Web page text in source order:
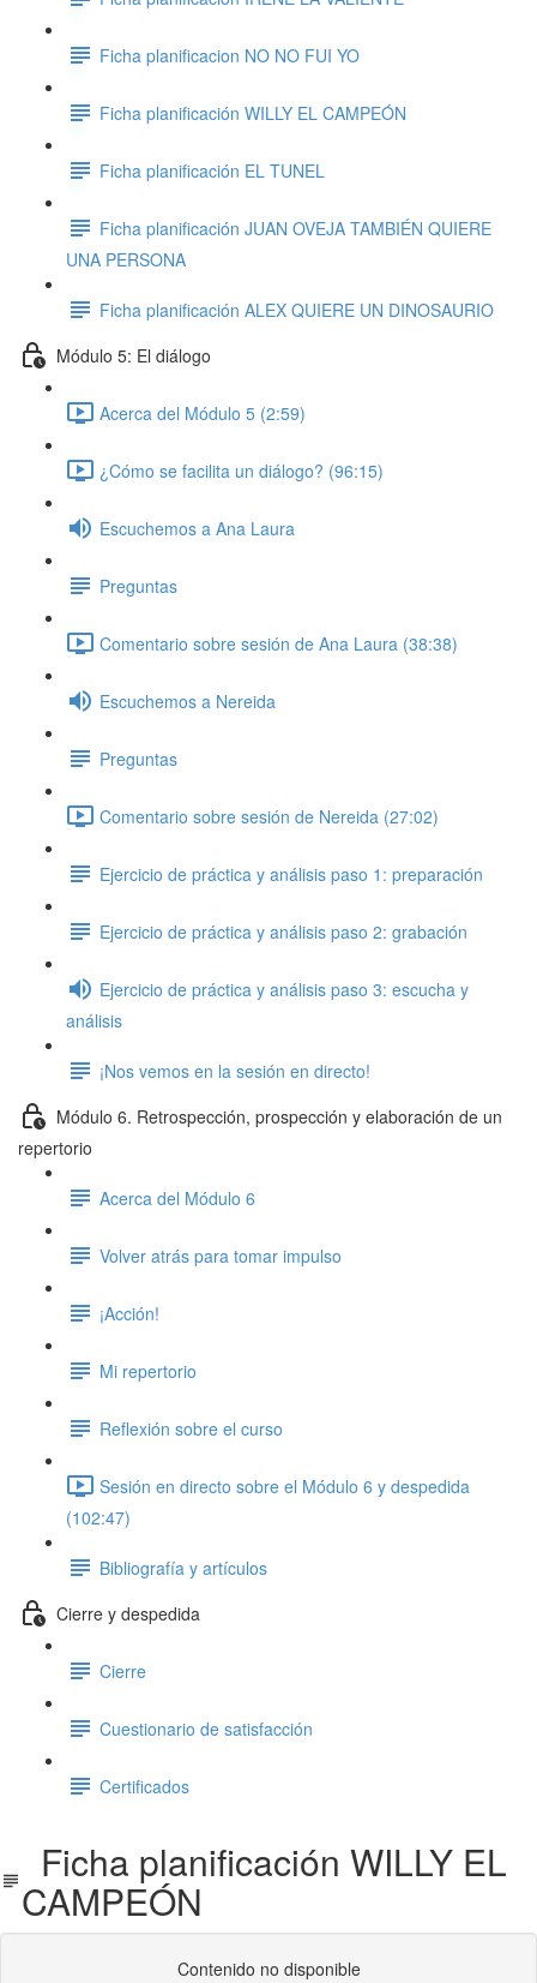
Ficha planificacion NO NO FUI YO
Ficha planificación WILLY EL CAMPEÓN
Ficha planificación EL TUNEL
Ficha planificación JUAN OVEJA TAMBIÉN QUIERE
UNA PERSONA
Ficha planificación ALEX QUIERE UN DINOSAURIO
Módulo 5: El diálogo
Acerca del Módulo 5 (2:59)
¿Cómo se facilita un diálogo? (96:15)
Escuchemos a Ana Laura
Preguntas
Comentario sobre sesión de Ana Laura (38:38)
Escuchemos a Nereida
Preguntas
Comentario sobre sesión de Nereida (27:02)
Ejercicio de práctica y análisis paso 1: preparación
Ejercicio de práctica y análisis paso 2: grabación
Ejercicio de práctica y análisis paso 3: escucha y
análisis
¡Nos vemos en la sesión en directo!
Módulo 6. Retrospección, prospección y elaboración de un
repertorio
Acerca del Módulo 6
Volver atrás para tomar impulso
¡Acción!
Mi repertorio
Reflexión sobre el curso
Sesión en directo sobre el Módulo 6 y despedida
(102:47)
Bibliografía y artículos
Cierre y despedida
Cierre
Cuestionario de satisfacción
Certificados
Ficha planificación WILLY EL
CAMPEÓN
Contenido no disponible